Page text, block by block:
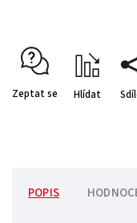
Zeptat se Hlídat
POPIS